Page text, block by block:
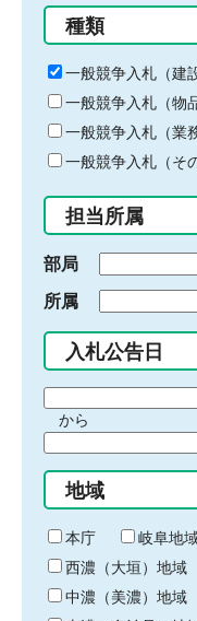
る
キ
ー
ワ
ー
ド
入
力
種類
一般競争入札（建
一般競争入札（物
一般競争入札（業
一般競争入札（そ
担当所属
部局
所属
入札公告日
間
始
り
から
間
終
わ
り
地域
本庁
岐阜地
西濃（大垣）地域
中濃（美濃）地域